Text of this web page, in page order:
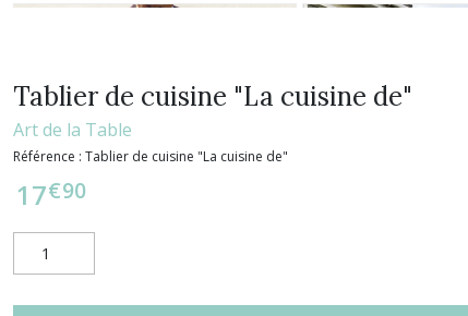
Tablier de cuisine "La cuisine de"
Art de la Table
Référence : Tablier de cuisine "La cuisine de"
17€90